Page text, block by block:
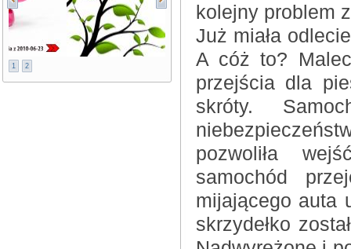
1 2
kolejny problem
Już miała
A cóż to?
przejścia dla
skróty.
pozwoliła
samochód
mijającego auta
skrzydełko